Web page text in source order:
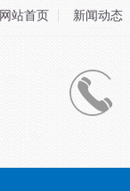
网站首页 新闻动态